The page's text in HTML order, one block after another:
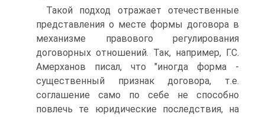
Такой подход отражает отечественные
представления о месте формы договора в
механизме правового регулирования
договорных отношений. Так, например, Г.С.
Амерханов писал, что "иногда форма -
существенный признак договора, т.е.
соглашение само по себе не способно
повлечь те юридические последствия, на